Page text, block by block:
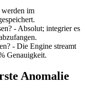
werden im
- Absolut; integrier es
- Die Engine streamt
Genauigkeit.
Anomalie